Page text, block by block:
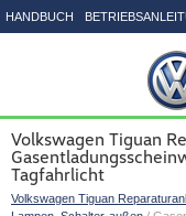
HANDBUCH
Volkswagen Tiguan
Tagfahrlicht
Volkswagen Tiguan